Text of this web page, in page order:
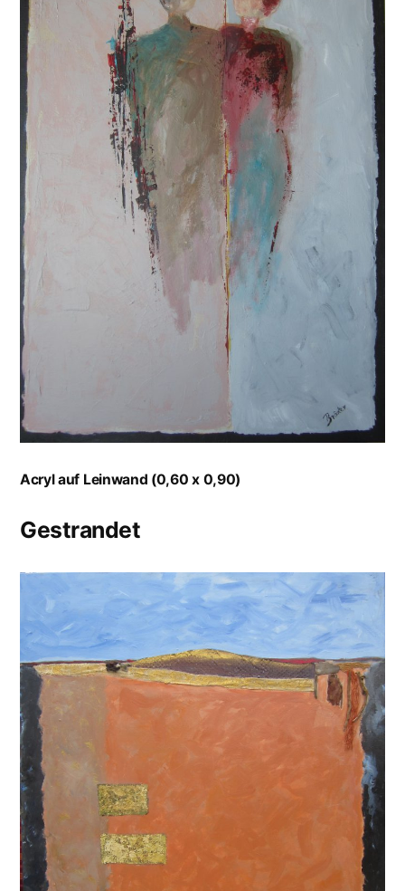
Acryl auf Leinwand (0,60 x 0,90)
Gestrandet